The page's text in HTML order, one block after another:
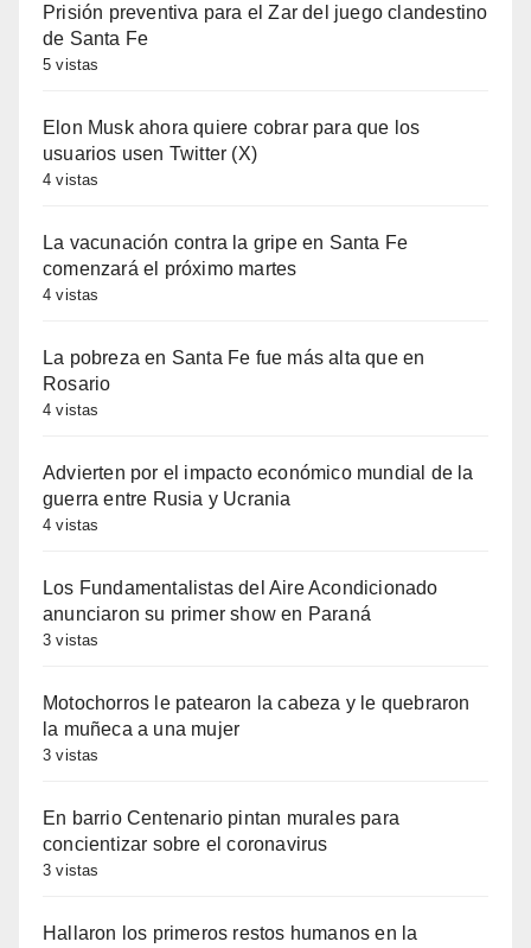
Prisión preventiva para el Zar del juego clandestino
de Santa Fe
5 vistas
Elon Musk ahora quiere cobrar para que los
usuarios usen Twitter (X)
4 vistas
La vacunación contra la gripe en Santa Fe
comenzará el próximo martes
4 vistas
La pobreza en Santa Fe fue más alta que en
Rosario
4 vistas
Advierten por el impacto económico mundial de la
guerra entre Rusia y Ucrania
4 vistas
Los Fundamentalistas del Aire Acondicionado
anunciaron su primer show en Paraná
3 vistas
Motochorros le patearon la cabeza y le quebraron
la muñeca a una mujer
3 vistas
En barrio Centenario pintan murales para
concientizar sobre el coronavirus
3 vistas
Hallaron los primeros restos humanos en la